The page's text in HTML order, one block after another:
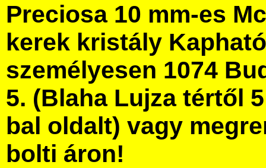
Preciosa 10 mm-es
kerek kristály
személyesen 1074
5. (Blaha Lujza tértől
bal oldalt) vagy
bolti áron!